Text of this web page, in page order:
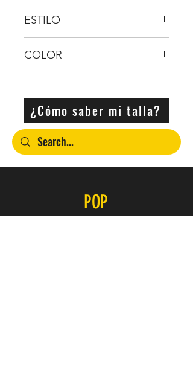
ESTILO
COLOR
¿Cómo saber mi talla?
POP